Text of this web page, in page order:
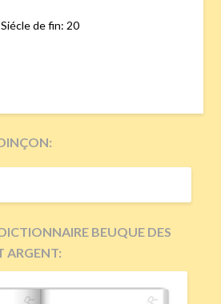
de fin: 20
BEUQUE DES
ARGENT: